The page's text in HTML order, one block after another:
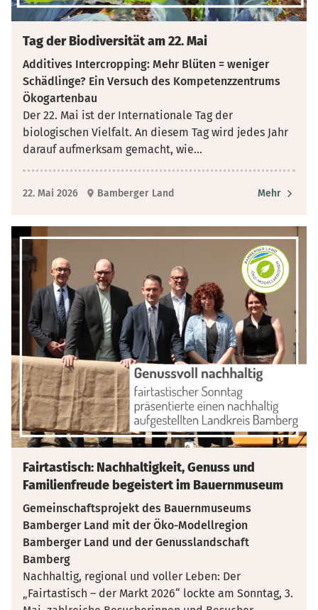
Tag der Biodiversität am 22. Mai
Additives Intercropping: Mehr Blüten = weniger
Schädlinge? Ein Versuch des Kompetenzzentrums
Ökogartenbau
Der 22. Mai ist der Internationale Tag der
biologischen Vielfalt. An diesem Tag wird jedes Jahr
darauf aufmerksam gemacht, wie...
22. Mai 2026 Bamberger Land Mehr
Fairtastisch: Nachhaltigkeit, Genuss und
Familienfreude begeistert im Bauernmuseum
Gemeinschaftsprojekt des Bauernmuseums
Bamberger Land mit der Öko-Modellregion
Bamberger Land und der Genusslandschaft
Bamberg
Nachhaltig, regional und voller Leben: Der
„Fairtastisch – der Markt 2026“ lockte am Sonntag, 3.